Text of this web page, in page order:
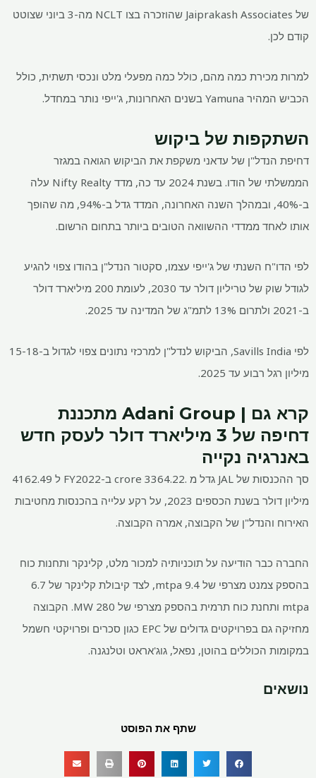
של Jaiprakash Associates שהוזכרה בצו NCLT מה-3 ביוני שצוטט
קודם לכן.
למרות מכירת כמה מהם, כולל כמה מפעלי מלט ונכסי תשתית, כולל
הכביש המהיר Yamuna בשנים האחרונות, ג'ייפי נותר במחדל.
השתקפות של ביקוש
דחיפת הנדל"ן של עדאני משקפת את הביקוש הגואה במגזר
הממשלתי של הודו. בשנת 2024 עד כה, מדד Nifty Realty עלה
ב-40%, ובמהלך השנה האחרונה, המדד גדל ב-94%, מה שהופך
אותו לאחד ממדדי ההשוואה הטובים ביותר בתחום הרשום.
לפי הדו"ח השנתי של ג'ייפי עצמו, סקטור הנדל"ן בהודו צפוי להגיע
לגודל שוק של טריליון דולר עד 2030, לעומת 200 מיליארד דולר
ב-2021 ולתרום 13% לתמ"ג של המדינה עד 2025.
לפי Savills India, הביקוש לנדל"ן למרכזי נתונים צפוי לגדול ב-15-18
מיליון רגל רבוע עד 2025.
קרא גם | Adani Group מתכננת
דחיפה של 3 מיליארד דולר לעסק חדש
באנרגיה נקייה
סך ההכנסות של JAL גדל מ .3364.22 crore ב-FY2022 ל
4162.49
מיליון דולר בשנת הכספים 2023, על רקע עלייה בהכנסות מחטיבות
האירוח והנדל"ן של הקבוצה, אמרה הקבוצה.
החברה כבר הודיעה על תוכניותיה למכור מלט, קלינקר ותחנות כוח
בהספק צמנט מצרפי של 9.4 mtpa, לצד קיבולת קלינקר של 6.7
mtpa ותחנת כוח תרמית בהספק מצרפי של 280 MW. הקבוצה
מחזיקה גם בפרויקטים גדולים של EPC כגון סכרים ופרויקטי חשמל
במקומות הכוללים בהוטן, נפאל, גוג'אראט וטלנגנה.
נושאים
שתף את הפוסט